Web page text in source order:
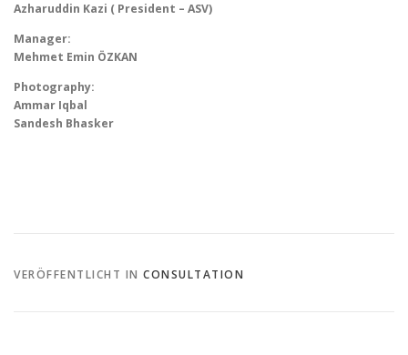
Azharuddin Kazi ( President – ASV)
Manager:
Mehmet Emin ÖZKAN
Photography:
Ammar Iqbal
Sandesh Bhasker
VERÖFFENTLICHT IN CONSULTATION